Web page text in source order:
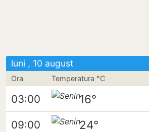
luni , 10 august
Ora Temperatura °C
03:00 16°
09:00 24°